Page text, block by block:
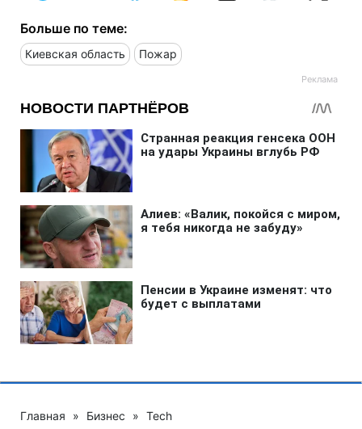
Больше по теме:
Киевская область Пожар
Главная » Бизнес » Tech